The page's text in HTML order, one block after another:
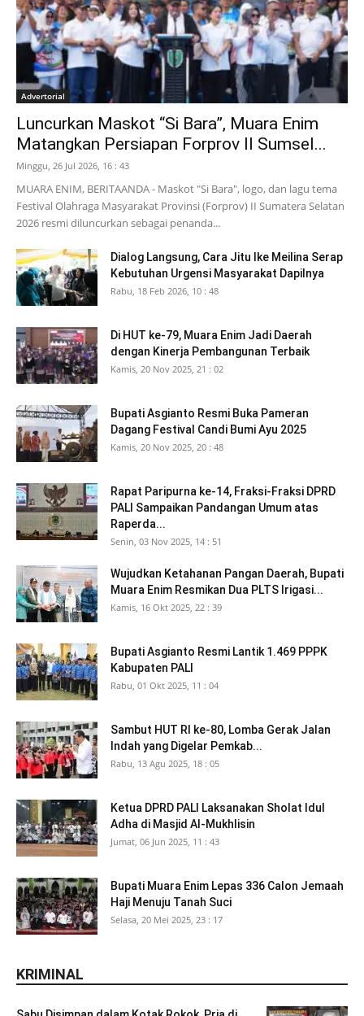
Advertorial
Luncurkan Maskot “Si Bara”, Muara Enim
Matangkan Persiapan Forprov II Sumsel...
Minggu, 26 Jul 2026, 16 : 43
MUARA ENIM, BERITAANDA - Maskot "Si Bara", logo, dan lagu tema
Festival Olahraga Masyarakat Provinsi (Forprov) II Sumatera Selatan
2026 resmi diluncurkan sebagai penanda...
Dialog Langsung, Cara Jitu Ike Meilina Serap
Kebutuhan Urgensi Masyarakat Dapilnya
Rabu, 18 Feb 2026, 10 : 48
Di HUT ke-79, Muara Enim Jadi Daerah
dengan Kinerja Pembangunan Terbaik
Kamis, 20 Nov 2025, 21 : 02
Bupati Asgianto Resmi Buka Pameran
Dagang Festival Candi Bumi Ayu 2025
Kamis, 20 Nov 2025, 20 : 48
Rapat Paripurna ke-14, Fraksi-Fraksi DPRD
PALI Sampaikan Pandangan Umum atas
Raperda...
Senin, 03 Nov 2025, 14 : 51
Wujudkan Ketahanan Pangan Daerah, Bupati
Muara Enim Resmikan Dua PLTS Irigasi...
Kamis, 16 Okt 2025, 22 : 39
Bupati Asgianto Resmi Lantik 1.469 PPPK
Kabupaten PALI
Rabu, 01 Okt 2025, 11 : 04
Sambut HUT RI ke-80, Lomba Gerak Jalan
Indah yang Digelar Pemkab...
Rabu, 13 Agu 2025, 18 : 05
Ketua DPRD PALI Laksanakan Sholat Idul
Adha di Masjid Al-Mukhlisin
Jumat, 06 Jun 2025, 11 : 43
Bupati Muara Enim Lepas 336 Calon Jemaah
Haji Menuju Tanah Suci
Selasa, 20 Mei 2025, 23 : 17
KRIMINAL